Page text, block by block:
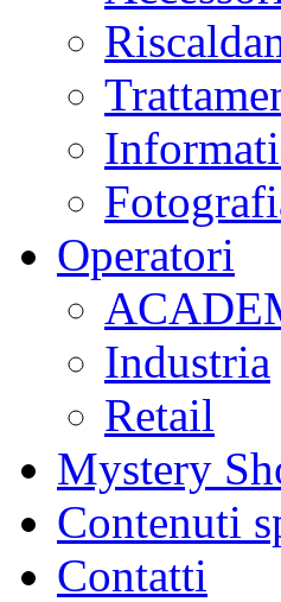
Operatori
Industria
Retail
Mystery
Contenuti
Contatti